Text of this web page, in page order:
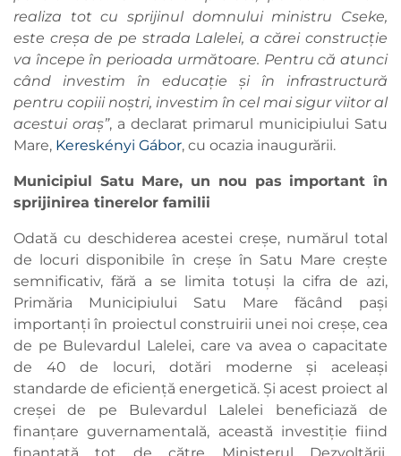
realiza tot cu sprijinul domnului ministru Cseke,
este creșa de pe strada Lalelei, a cărei construcție
va începe în perioada următoare. Pentru că atunci
când investim în educație și în infrastructură
pentru copiii noștri, investim în cel mai sigur viitor al
acestui oraș”, a declarat primarul municipiului Satu
Mare, Kereskényi Gábor, cu ocazia inaugurării.
Municipiul Satu Mare, un nou pas important în
sprijinirea tinerelor familii
Odată cu deschiderea acestei creșe, numărul total
de locuri disponibile în creșe în Satu Mare crește
semnificativ, fără a se limita totuși la cifra de azi,
Primăria Municipiului Satu Mare făcând pași
importanți în proiectul construirii unei noi creșe, cea
de pe Bulevardul Lalelei, care va avea o capacitate
de 40 de locuri, dotări moderne și aceleași
standarde de eficiență energetică. Și acest proiect al
creșei de pe Bulevardul Lalelei beneficiază de
finanțare guvernamentală, această investiție fiind